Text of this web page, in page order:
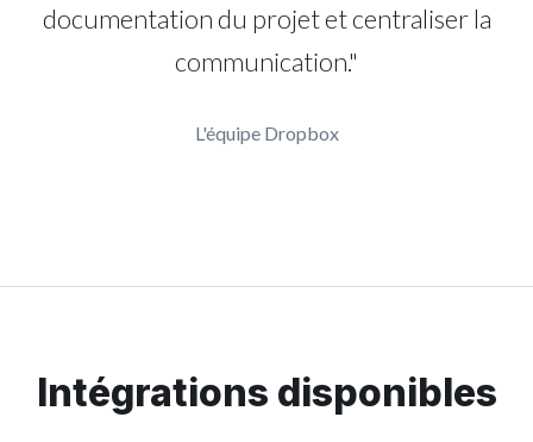
documentation du projet et centraliser la
communication."
L'équipe Dropbox
Intégrations disponibles